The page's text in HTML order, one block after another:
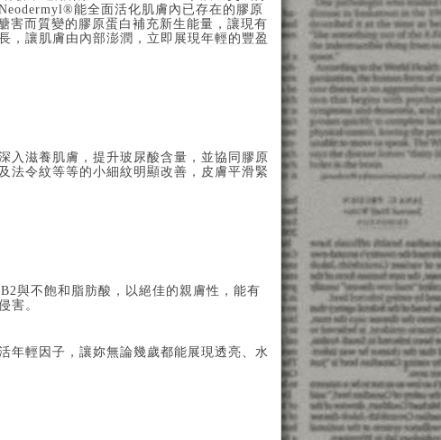
能全面活化肌膚內已存在的膠原
害而質變的膠原蛋白補充新生能量，讓現有
，讓肌膚由內部澎潤，立即展現年輕的豐盈
入滋養肌膚，提升玻尿酸含量，並協同膠原
法令紋等等的小細紋明顯改善，皮膚平滑緊
與不飽和脂肪酸，以絕佳的親膚性，能有
害。
年輕因子，讓妳無論幾歲都能展現透亮、水